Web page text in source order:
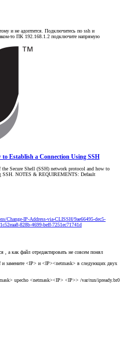
и не адоптится. Подключитесь по ssh и
то ПК 192.168.1.2 подключите напрямую
Establish a Connection Using SSH
the Secure Shell (SSH) network protocol and how to
SSH. NOTES & REQUIREMENTS: Default
Change-IP-Address-via-CLISSH/9ae66495-dec5-
828b-4699-beff-7251ec71741d
а как файл отредактировать не совсем понял
и замените <IP> и <IP><netmask> в следующих двух
upecho <netmask><IP> <IP>> /var/run/ipready.br0